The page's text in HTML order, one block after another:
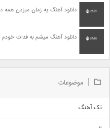
دانلود آهنگ یه زمان میزدن همه
دانلود آهنگ میشم به فدات خودم
موضوعات
تک آهنگ